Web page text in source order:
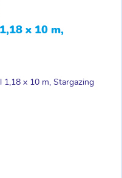
x 10 m,
1,18 x 10 m, Stargazing